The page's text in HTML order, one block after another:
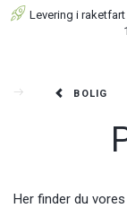
Levering i
BOLIG
Her finder du